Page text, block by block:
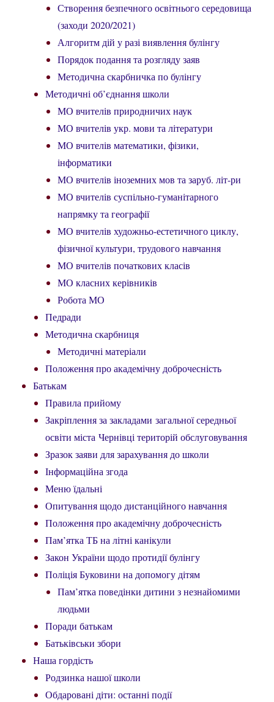
Створення безпечного освітнього середовища
(заходи 2020/2021)
Алгоритм дій у разі виявлення булінгу
Порядок подання та розгляду заяв
Методична скарбничка по булінгу
Методичні об’єднання школи
МО вчителів природничих наук
МО вчителів укр. мови та літератури
МО вчителів математики, фізики,
інформатики
МО вчителів іноземних мов та заруб. літ-ри
МО вчителів суспільно-гуманітарного
напрямку та географії
МО вчителів художньо-естетичного циклу,
фізичної культури, трудового навчання
МО вчителів початкових класів
МО класних керівників
Робота МО
Педради
Методична скарбниця
Методичні матеріали
Положення про академічну доброчесність
Батькам
Правила прийому
Закріплення за закладами загальної середньої
освіти міста Чернівці територій обслуговування
Зразок заяви для зарахування до школи
Інформаційна згода
Меню їдальні
Опитування щодо дистанційного навчання
Положення про академічну доброчесність
Пам’ятка ТБ на літні канікули
Закон України щодо протидії булінгу
Поліція Буковини на допомогу дітям
Пам’ятка поведінки дитини з незнайомими
людьми
Поради батькам
Батьківськи збори
Наша гордість
Родзинка нашої школи
Обдаровані діти: останні події